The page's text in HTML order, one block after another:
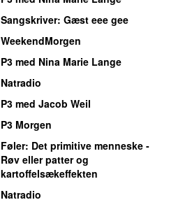
Sangskriver: Gæst eee gee
WeekendMorgen
P3 med Nina Marie Lange
Natradio
P3 med Jacob Weil
P3 Morgen
Føler: Det primitive menneske -
Røv eller patter og
kartoffelsækeffekten
Natradio